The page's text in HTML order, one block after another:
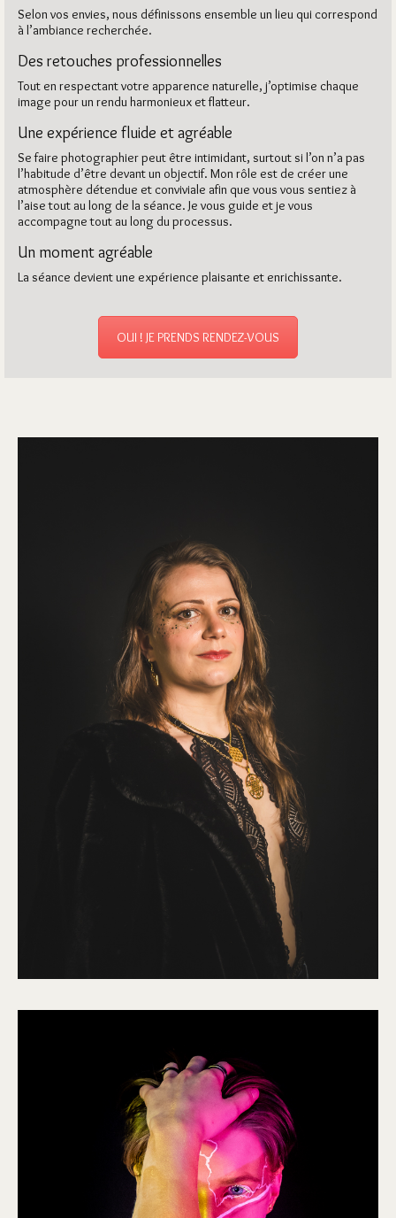
Selon vos envies, nous définissons ensemble un lieu qui correspond
à l’ambiance recherchée.
Des retouches professionnelles
Tout en respectant votre apparence naturelle, j’optimise chaque
image pour un rendu harmonieux et flatteur.
Une expérience fluide et agréable
Se faire photographier peut être intimidant, surtout si l’on n’a pas
l’habitude d’être devant un objectif. Mon rôle est de créer une
atmosphère détendue et conviviale afin que vous vous sentiez à
l’aise tout au long de la séance. Je vous guide et je vous
accompagne tout au long du processus.
Un moment agréable
La séance devient une expérience plaisante et enrichissante.
OUI ! JE PRENDS RENDEZ-VOUS